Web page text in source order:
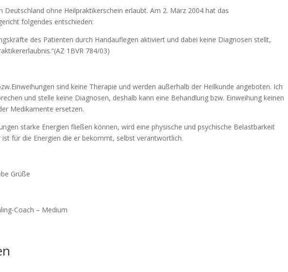
Deutschland ohne Heilpraktikerschein erlaubt. Am 2. März 2004 hat das
folgendes entschieden:
des Patienten durch Handauflegen aktiviert und dabei keine Diagnosen stellt,
1BVR 784/03)
sind keine Therapie und werden außerhalb der Heilkunde angeboten. Ich
und stelle keine Diagnosen, deshalb kann eine Behandlung bzw. Einweihung keinen
Medikamente ersetzen.
starke Energien fließen können, wird eine physische und psychische Belastbarkeit
ist für die Energien die er bekommt, selbst verantwortlich.
Grüße
Coach – Medium